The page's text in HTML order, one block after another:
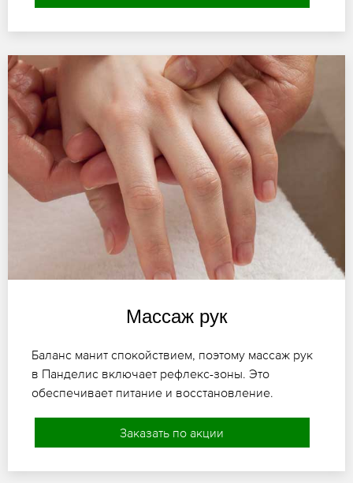
Массаж рук
Баланс манит спокойствием, поэтому массаж рук
в Панделис включает рефлекс-зоны. Это
обеспечивает питание и восстановление.
Заказать по акции